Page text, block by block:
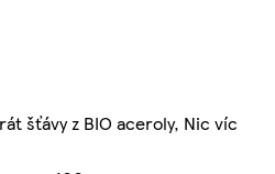
šťávy z BIO aceroly, Nic víc